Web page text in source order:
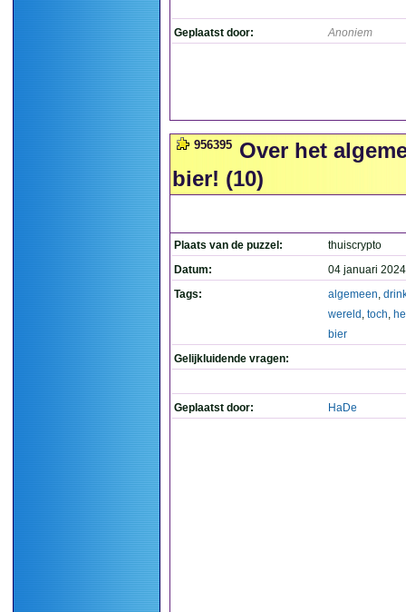
Geplaatst door: Anoniem
956395 Over het
bier! (10)
Plaats van de puzzel:
thuiscrypto
Datum:
04 januari
Tags:
algemeen,
wereld , toch,
bier
Gelijkluidende vragen:
Geplaatst door: HaDe